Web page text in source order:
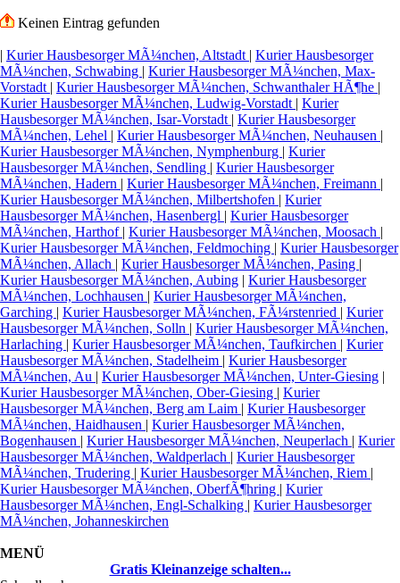
Keinen Eintrag gefunden
| Kurier Hausbesorger MÃ¼nchen, Altstadt | Kurier Hausbesorger
MÃ¼nchen, Schwabing | Kurier Hausbesorger MÃ¼nchen, Max-
Vorstadt | Kurier Hausbesorger MÃ¼nchen, Schwanthaler HÃ¶he |
Kurier Hausbesorger MÃ¼nchen, Ludwig-Vorstadt | Kurier
Hausbesorger MÃ¼nchen, Isar-Vorstadt | Kurier Hausbesorger
MÃ¼nchen, Lehel | Kurier Hausbesorger MÃ¼nchen, Neuhausen |
Kurier Hausbesorger MÃ¼nchen, Nymphenburg | Kurier
Hausbesorger MÃ¼nchen, Sendling | Kurier Hausbesorger
MÃ¼nchen, Hadern | Kurier Hausbesorger MÃ¼nchen, Freimann |
Kurier Hausbesorger MÃ¼nchen, Milbertshofen | Kurier
Hausbesorger MÃ¼nchen, Hasenbergl | Kurier Hausbesorger
MÃ¼nchen, Harthof | Kurier Hausbesorger MÃ¼nchen, Moosach |
Kurier Hausbesorger MÃ¼nchen, Feldmoching | Kurier Hausbesorger
MÃ¼nchen, Allach | Kurier Hausbesorger MÃ¼nchen, Pasing |
Kurier Hausbesorger MÃ¼nchen, Aubing | Kurier Hausbesorger
MÃ¼nchen, Lochhausen | Kurier Hausbesorger MÃ¼nchen,
Garching | Kurier Hausbesorger MÃ¼nchen, FÃ¼rstenried | Kurier
Hausbesorger MÃ¼nchen, Solln | Kurier Hausbesorger MÃ¼nchen,
Harlaching | Kurier Hausbesorger MÃ¼nchen, Taufkirchen | Kurier
Hausbesorger MÃ¼nchen, Stadelheim | Kurier Hausbesorger
MÃ¼nchen, Au | Kurier Hausbesorger MÃ¼nchen, Unter-Giesing |
Kurier Hausbesorger MÃ¼nchen, Ober-Giesing | Kurier
Hausbesorger MÃ¼nchen, Berg am Laim | Kurier Hausbesorger
MÃ¼nchen, Haidhausen | Kurier Hausbesorger MÃ¼nchen,
Bogenhausen | Kurier Hausbesorger MÃ¼nchen, Neuperlach | Kurier
Hausbesorger MÃ¼nchen, Waldperlach | Kurier Hausbesorger
MÃ¼nchen, Trudering | Kurier Hausbesorger MÃ¼nchen, Riem |
Kurier Hausbesorger MÃ¼nchen, OberfÃ¶hring | Kurier
Hausbesorger MÃ¼nchen, Engl-Schalking | Kurier Hausbesorger
MÃ¼nchen, Johanneskirchen
MENÜ
Gratis Kleinanzeige schalten...